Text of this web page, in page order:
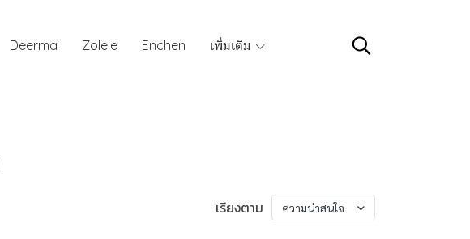
Deerma Zolele Enchen เพิ่มเติม
เรียงตาม ความน่าสนใจ